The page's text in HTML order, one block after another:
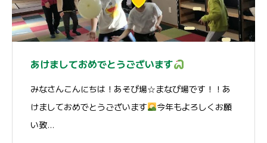
あけましておめでとうございます
みなさんこんにちは！あそび場☆まなび場です！！あ
けましておめでとうございます
今年もよろしくお願
い致…